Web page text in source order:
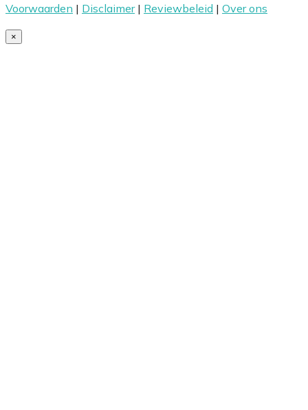
Voorwaarden | Disclaimer| Reviewbeleid | Over ons
×